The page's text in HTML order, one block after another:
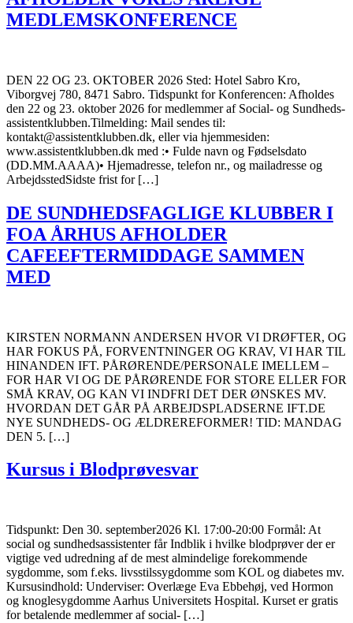
MEDLEMSKONFERENCE
DEN 22 OG 23. OKTOBER 2026 Sted: Hotel Sabro Kro,
Viborgvej 780, 8471 Sabro. Tidspunkt for Konferencen: Afholdes
den 22 og 23. oktober 2026 for medlemmer af Social- og Sundheds-
assistentklubben.Tilmelding: Mail sendes til:
kontakt@assistentklubben.dk, eller via hjemmesiden:
www.assistentklubben.dk med :• Fulde navn og Fødselsdato
(DD.MM.AAAA)• Hjemadresse, telefon nr., og mailadresse og
ArbejdsstedSidste frist for […]
DE SUNDHEDSFAGLIGE KLUBBER I
FOA ÅRHUS AFHOLDER
CAFEEFTERMIDDAGE SAMMEN
MED
KIRSTEN NORMANN ANDERSEN HVOR VI DRØFTER, OG
HAR FOKUS PÅ, FORVENTNINGER OG KRAV, VI HAR TIL
HINANDEN IFT. PÅRØRENDE/PERSONALE IMELLEM –
FOR HAR VI OG DE PÅRØRENDE FOR STORE ELLER FOR
SMÅ KRAV, OG KAN VI INDFRI DET DER ØNSKES MV.
HVORDAN DET GÅR PÅ ARBEJDSPLADSERNE IFT.DE
NYE SUNDHEDS- OG ÆLDREREFORMER! TID: MANDAG
DEN 5. […]
Kursus i Blodprøvesvar
Tidspunkt: Den 30. september2026 Kl. 17:00-20:00 Formål: At
social og sundhedsassistenter får Indblik i hvilke blodprøver der er
vigtige ved udredning af de mest almindelige forekommende
sygdomme, som f.eks. livsstilssygdomme som KOL og diabetes mv.
Kursusindhold: Underviser: Overlæge Eva Ebbehøj, ved Hormon
og knoglesygdomme Aarhus Universitets Hospital. Kurset er gratis
for betalende medlemmer af social- […]